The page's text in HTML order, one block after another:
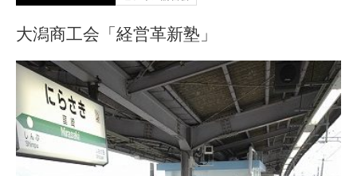
大潟商工会「経営革新塾」